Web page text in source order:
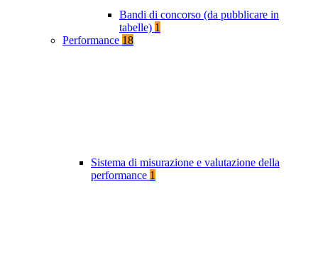
Bandi di concorso (da pubblicare in
tabelle) 1
Performance 18
Sistema di misurazione e valutazione della
performance 1